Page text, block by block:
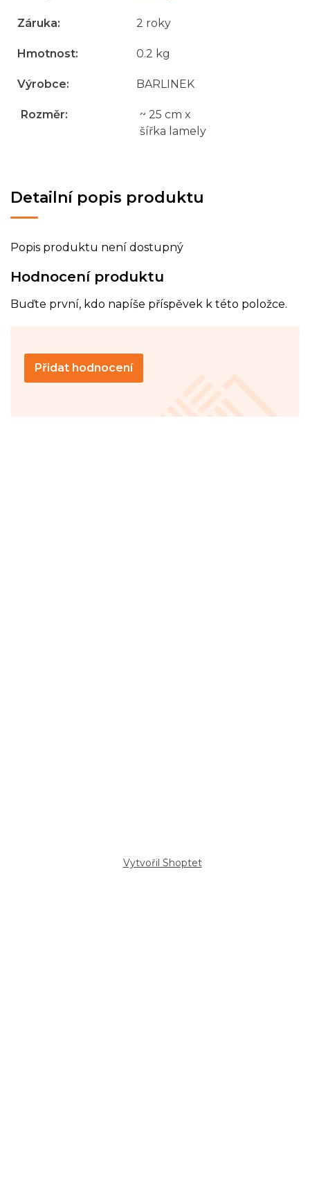
Detailní popis produktu
Popis produktu není dostupný
Záruka: 2 roky
Hmotnost: 0.2 kg
Výrobce: BARLINEK
Rozměr:
~ 25 cm x
šířka lamely
Hodnocení produktu
Buďte první, kdo napíše příspěvek k této položce.
Přidat hodnocení